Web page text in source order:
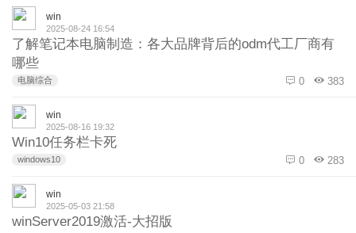
win
2025-08-24 16:54
了解笔记本电脑制造：各大品牌背后的odm代工厂商有
哪些
电脑综合 0 383
win
2025-08-16 19:32
‌Win10任务栏卡死
windows10 0 283
win
2025-05-03 21:58
winServer2019激活-大招版